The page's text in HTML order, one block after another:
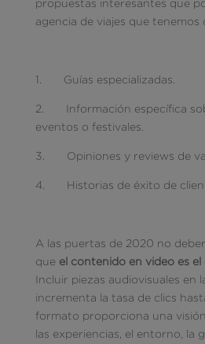
propuestas interesantes que
agencia de viajes que tenemos
1. Guías especializadas.
2. Información específica
eventos o festivales.
3. Opiniones y reviews de
4. Historias de éxito de
A las puertas de 2020 no
que el contenido en video es
Incluir piezas audiovisuales en
incrementa la tasa de clics
formato proporciona una
las experiencias, el entorno, la